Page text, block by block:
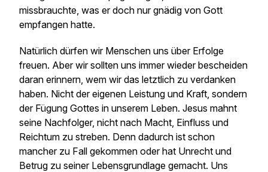
missbrauchte, was er doch nur gnädig von Gott
empfangen hatte.
Natürlich dürfen wir Menschen uns über Erfolge
freuen. Aber wir sollten uns immer wieder bescheiden
daran erinnern, wem wir das letztlich zu verdanken
haben. Nicht der eigenen Leistung und Kraft, sondern
der Fügung Gottes in unserem Leben. Jesus mahnt
seine Nachfolger, nicht nach Macht, Einfluss und
Reichtum zu streben. Denn dadurch ist schon
mancher zu Fall gekommen oder hat Unrecht und
Betrug zu seiner Lebensgrundlage gemacht. Uns